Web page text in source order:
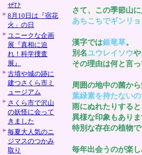
ぜひ
8月10日は『宿花
火」の日
ユニークな企画
展『真相に迫
れ！科学捜査
展』
古墳や城の跡に
建つさくら市ミ
ュージアム
さくら市で沢山
の妖怪に会って
きました
毎夏大人気のニ
ジマスのつかみ
取り
さて、この季節山
あちこちでギンリ
漢字では銀竜草。
別名ユウレイソウや
その理由は何と言
周囲の地中の菌か
葉緑素を持たない
雨にぬれたりする
異様な印象もあり
特別な存在の植物
毎年出会うのが楽